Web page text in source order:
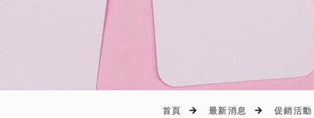
首頁 最新消息 促銷活動